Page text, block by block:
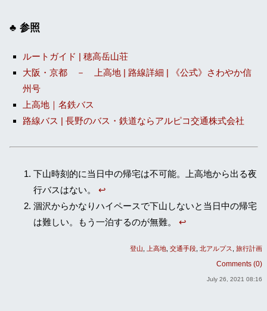
参照
ルートガイド | 穂高岳山荘
大阪・京都 － 上高地 | 路線詳細 | 《公式》さわやか信
州号
上高地｜名鉄バス
路線バス | 長野のバス・鉄道ならアルピコ交通株式会社
下山時刻的に当日中の帰宅は不可能。上高地から出る夜
行バスはない。 ↩
涸沢からかなりハイペースで下山しないと当日中の帰宅
は難しい。もう一泊するのが無難。 ↩
登山 上高地 交通手段 北アルプス 旅行計画
Comments (0)
July 26, 2021 08:16